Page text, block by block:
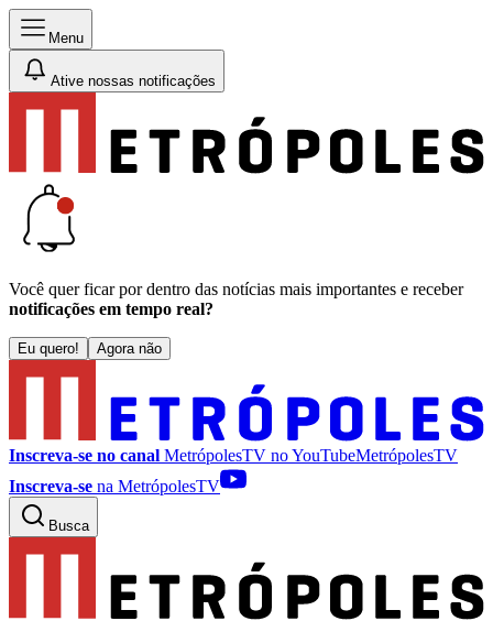
Menu
Ative nossas notificações
Você quer ficar por dentro das notícias mais importantes e receber
notificações em tempo real?
Eu quero! Agora não
Inscreva-se no canal MetrópolesTV noYouTubeMetrópolesTV
Inscreva-se na MetrópolesTV
Busca